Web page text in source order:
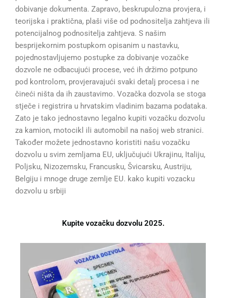
dobivanje dokumenta. Zapravo, beskrupulozna provjera, i
teorijska i praktična, plaši više od podnositelja zahtjeva ili
potencijalnog podnositelja zahtjeva. S našim
besprijekornim postupkom opisanim u nastavku,
pojednostavljujemo postupke za dobivanje vozačke
dozvole ne odbacujući procese, već ih držimo potpuno
pod kontrolom, provjeravajući svaki detalj procesa i ne
čineći ništa da ih zaustavimo. Vozačka dozvola se stoga
stječe i registrira u hrvatskim vladinim bazama podataka.
Zato je tako jednostavno legalno kupiti vozačku dozvolu
za kamion, motocikl ili automobil na našoj web stranici.
Također možete jednostavno koristiti našu vozačku
dozvolu u svim zemljama EU, uključujući Ukrajinu, Italiju,
Poljsku, Nizozemsku, Francusku, Švicarsku, Austriju,
Belgiju i mnoge druge zemlje EU. kako kupiti vozacku
dozvolu u srbiji
Kupite vozačku dozvolu 2025.